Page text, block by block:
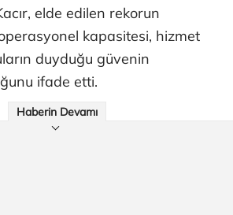
elde edilen rekorun
kapasitesi, hizmet
duyduğu güvenin
ifade etti.
Haberin Devamı